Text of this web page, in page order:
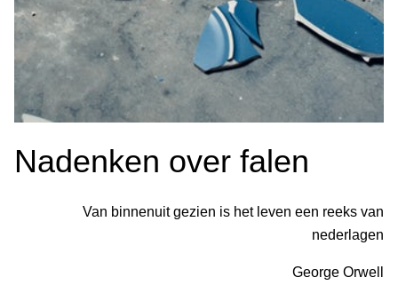
Nadenken over falen
Van binnenuit gezien is het leven een reeks van
nederlagen
George Orwell